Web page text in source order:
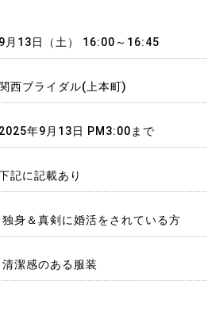
9月13日（土） 16:00～16:45
関西ブライダル(上本町)
2025年9月13日 PM3:00まで
記に記載あり
独身＆真剣に婚活をされている方
清潔感のある服装